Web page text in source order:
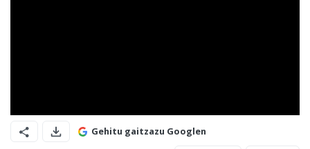
Gehitu gaitzazu Googlen